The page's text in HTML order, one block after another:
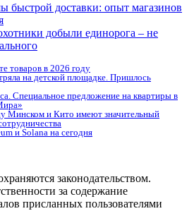
быстрой доставки: опыт магазинов
добыли единорога – не
товаров в 2026 году
на детской площадке. Пришлось
Специальное предложение на квартиры в
Минском и Кито имеют значительный
и Solana на сегодня
законодательством.
за содержание
присланных пользователями